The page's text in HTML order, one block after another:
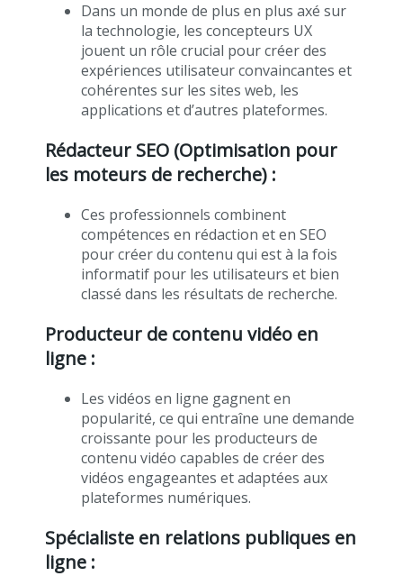
Dans un monde de plus en plus axé sur
la technologie, les concepteurs UX
jouent un rôle crucial pour créer des
expériences utilisateur convaincantes et
cohérentes sur les sites web, les
applications et d’autres plateformes.
Rédacteur SEO (Optimisation pour
les moteurs de recherche) :
Ces professionnels combinent
compétences en rédaction et en SEO
pour créer du contenu qui est à la fois
informatif pour les utilisateurs et bien
classé dans les résultats de recherche.
Producteur de contenu vidéo en
ligne :
Les vidéos en ligne gagnent en
popularité, ce qui entraîne une demande
croissante pour les producteurs de
contenu vidéo capables de créer des
vidéos engageantes et adaptées aux
plateformes numériques.
Spécialiste en relations publiques en
ligne :